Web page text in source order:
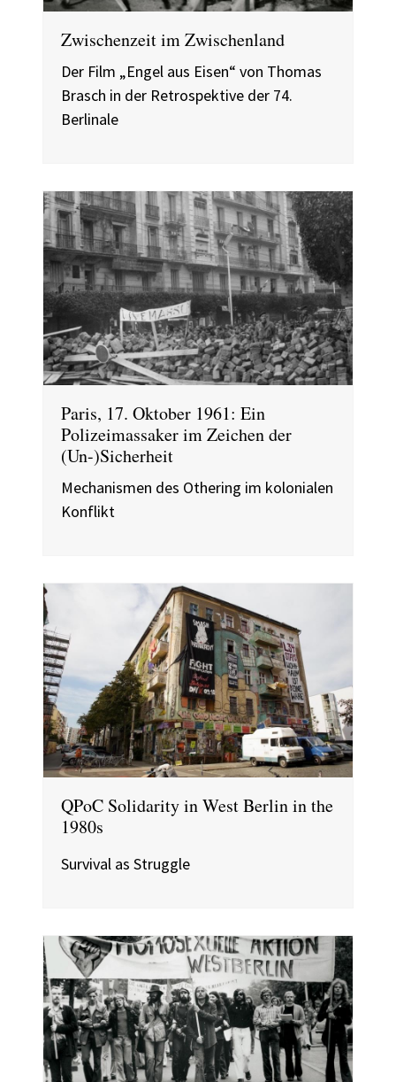
Zwischenzeit im Zwischenland
Der Film „Engel aus Eisen“ von Thomas
Brasch in der Retrospektive der 74.
Berlinale
Paris, 17. Oktober 1961: Ein
Polizeimassaker im Zeichen der
(Un-)Sicherheit
Mechanismen des Othering im kolonialen
Konflikt
QPoC Solidarity in West Berlin in the
1980s
Survival as Struggle